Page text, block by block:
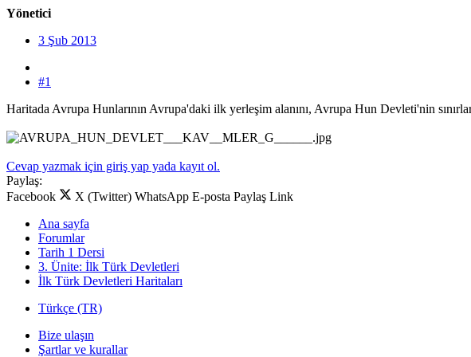
Yönetici
3 Şub 2013
#1
Haritada Avrupa Hunlarının Avrupa'daki ilk yerleşim alanını, Avrupa Hun Devleti'nin
Cevap yazmak için giriş yap yada kayıt ol.
Paylaş:
Facebook
X (Twitter) WhatsApp E-posta Paylaş Link
Ana sayfa
Forumlar
Tarih 1 Dersi
3. Ünite: İlk Türk Devletleri
İlk Türk Devletleri Haritaları
Türkçe (TR)
Bize ulaşın
Şartlar ve kurallar